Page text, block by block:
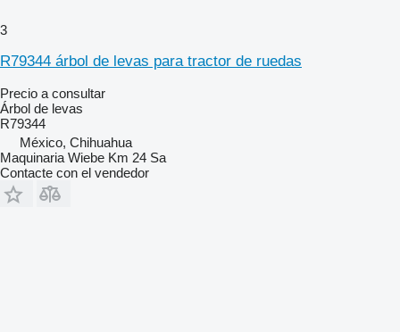
3
R79344 árbol de levas para tractor de ruedas
Precio a consultar
Árbol de levas
R79344
México, Chihuahua
Maquinaria Wiebe Km 24 Sa
Contacte con el vendedor